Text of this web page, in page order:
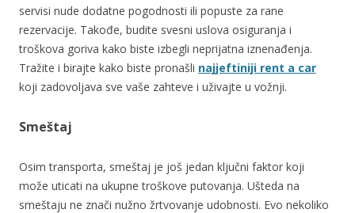
servisi nude dodatne pogodnosti ili popuste za rane
rezervacije. Takođe, budite svesni uslova osiguranja i
troškova goriva kako biste izbegli neprijatna iznenađenja.
Tražite i birajte kako biste pronašli najjeftiniji rent a car
koji zadovoljava sve vaše zahteve i uživajte u vožnji.
Smeštaj
Osim transporta, smeštaj je još jedan ključni faktor koji
može uticati na ukupne troškove putovanja. Ušteda na
smeštaju ne znači nužno žrtvovanje udobnosti. Evo nekoliko